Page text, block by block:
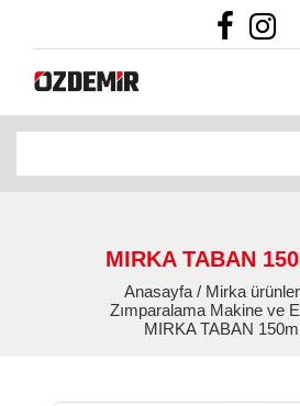
MIRKA TABAN
Anasayfa / Mirka
Zımparalama Makine ve
MIRKA TABAN